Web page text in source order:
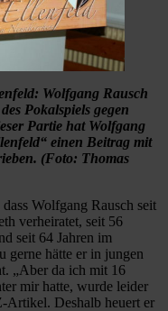
Wolfgang Rausch
Pokalspiels gegen
Partie hat Wolfgang
einen Beitrag mit
(Foto: Thomas
Wolfgang Rausch seit
verheiratet, seit 56
seit 64 Jahren im
hätte er in jungen
„Aber da ich mit 16
mir hatte, wurde leider
Artikel. Deshalb heuert er